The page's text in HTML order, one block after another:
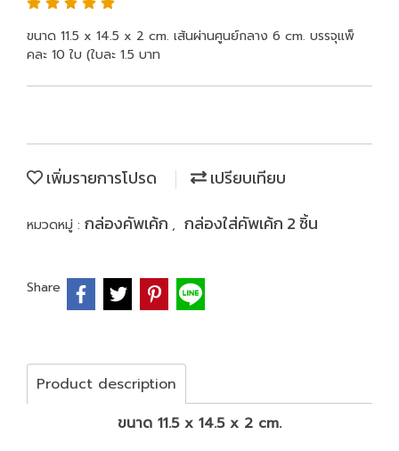
ขนาด 11.5 x 14.5 x 2 cm. เส้นผ่านศูนย์กลาง 6 cm. บรรจุแพ็
คละ 10 ใบ (ใบละ 1.5 บาท
เพิ่มรายการโปรด เปรียบเทียบ
หมวดหมู่ : กล่องคัพเค้ก , กล่องใส่คัพเค้ก 2 ชิ้น
Share
Product description
ขนาด 11.5 x 14.5 x 2 cm.